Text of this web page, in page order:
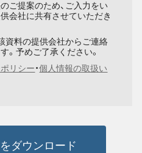
ご提案のため、ご入力をい
会社に共有させていただき
資料の提供会社からご連絡
。予めご了承ください。
リシー・個人情報の取扱い
ダウンロード